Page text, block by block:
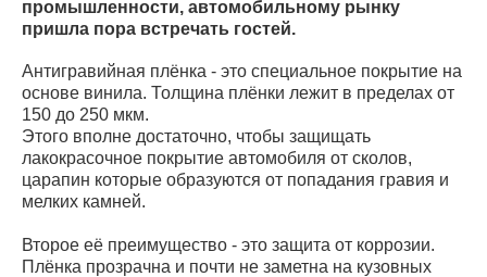
промышленности, автомобильному рынку
пришла пора встречать гостей.
Антигравийная плёнка - это специальное покрытие на
основе винила. Толщина плёнки лежит в пределах от
150 до 250 мкм.
Этого вполне достаточно, чтобы защищать
лакокрасочное покрытие автомобиля от сколов,
царапин которые образуются от попадания гравия и
мелких камней.
Второе её преимущество - это защита от коррозии.
Плёнка прозрачна и почти не заметна на кузовных